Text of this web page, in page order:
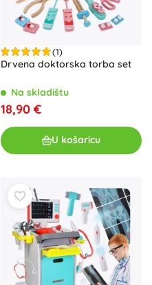
(1)
Drvena doktorska torba set
Na skladištu
18,90 €
U košaricu